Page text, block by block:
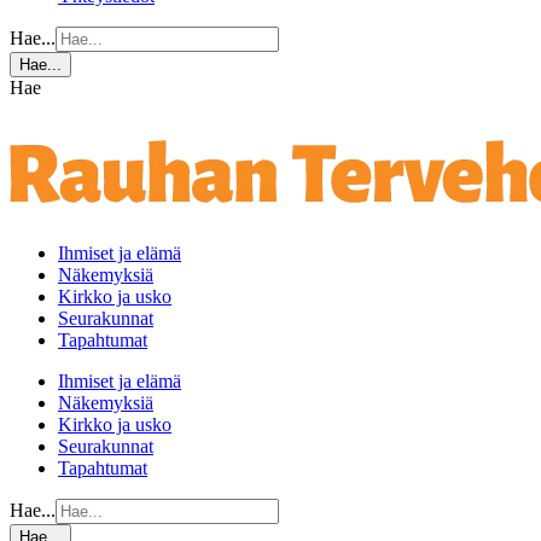
Hae...
Hae...
Hae
Ihmiset ja elämä
Näkemyksiä
Kirkko ja usko
Seurakunnat
Tapahtumat
Ihmiset ja elämä
Näkemyksiä
Kirkko ja usko
Seurakunnat
Tapahtumat
Hae...
Hae...